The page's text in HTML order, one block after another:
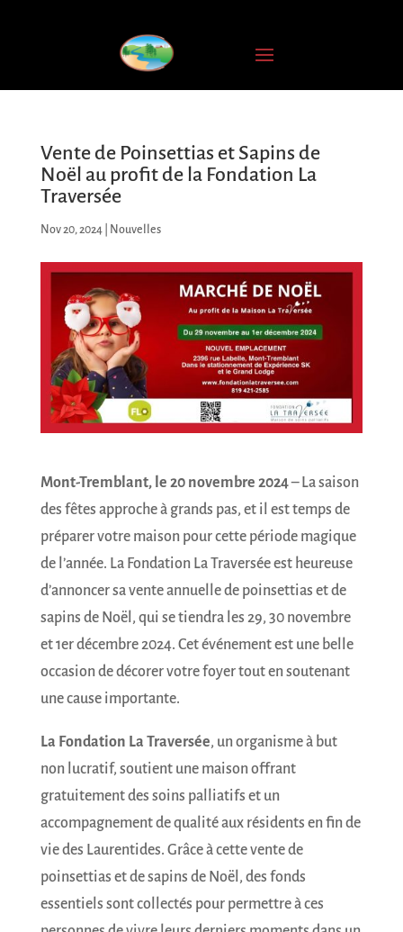
Vente de Poinsettias et Sapins de
Noël au profit de la Fondation La
Traversée
Nov 20, 2024| Nouvelles
Mont-Tremblant, le 20 novembre 2024– La saison
des fêtes approche à grands pas, et il est temps de
préparer votre maison pour cette période magique
de l’année. La Fondation La Traversée est heureuse
d’annoncer sa vente annuelle de poinsettias et de
sapins de Noël, qui se tiendra les 29, 30 novembre
et 1er décembre 2024. Cet événement est une belle
occasion de décorer votre foyer tout en soutenant
une cause importante.
La Fondation La Traversée, un organisme à but
non lucratif, soutient une maison offrant
gratuitement des soins palliatifs et un
accompagnement de qualité aux résidents en fin de
vie des Laurentides. Grâce à cette vente de
poinsettias et de sapins de Noël, des fonds
essentiels sont collectés pour permettre à ces
L'INFOLETTRE
Courriel
*
JE
M'ABONNE